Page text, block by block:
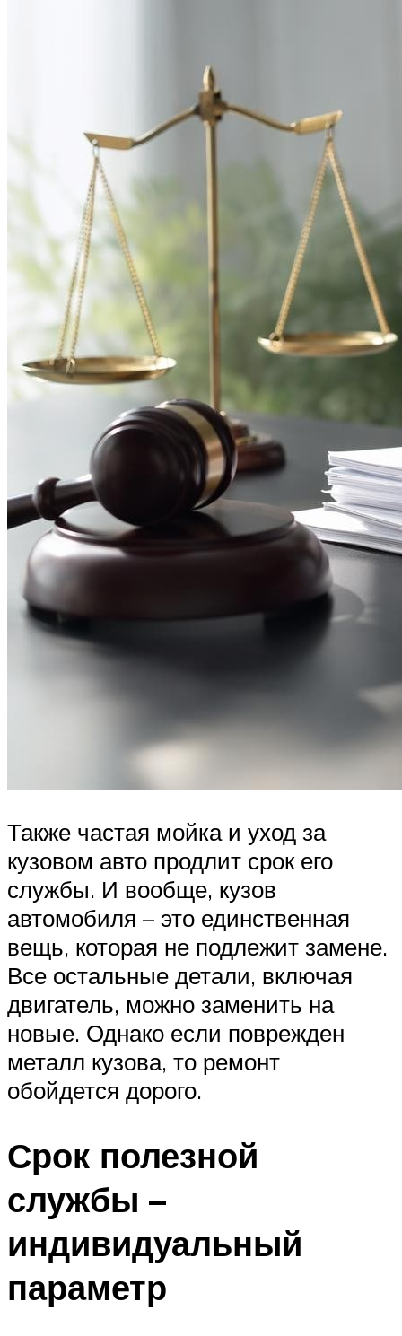
Также частая мойка и уход за
кузовом авто продлит срок его
службы. И вообще, кузов
автомобиля – это единственная
вещь, которая не подлежит замене.
Все остальные детали, включая
двигатель, можно заменить на
новые. Однако если поврежден
металл кузова, то ремонт
обойдется дорого.
Срок полезной
службы –
индивидуальный
параметр